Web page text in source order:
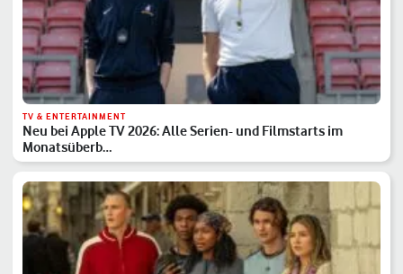
TV & ENTERTAINMENT
Neu bei Apple TV 2026: Alle Serien- und Filmstarts im
Monatsüberb…